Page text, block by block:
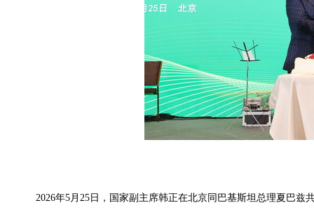
2026年5月25日，国家副主席韩正在北京同巴基斯坦总理夏巴兹